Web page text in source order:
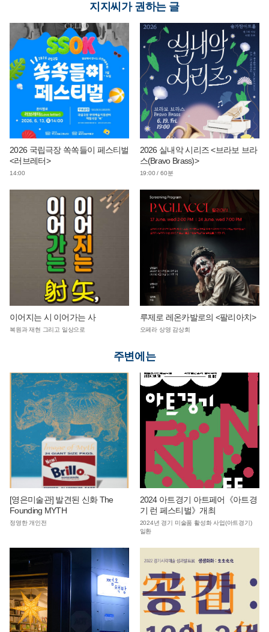
지지씨가 권하는 글
2026 국립극장 쏙쏙들이 페스티벌
<러브레터>
14:00
2026 실내악 시리즈 <브라보 브라
스(Bravo Brass)>
19:00 / 60분
이어지는 시 이어가는 사
복원과 재현 그리고 일상으로
루제로 레온카발로의 <팔리아치>
오페라 상영 감상회
주변에는
[영은미술관] 발견된 신화 The
Founding MYTH
정영한 개인전
2024 아트경기 아트페어《아트경
기 런 페스티벌》개최
2024년 경기 미술품 활성화 사업(아트경기)
일환